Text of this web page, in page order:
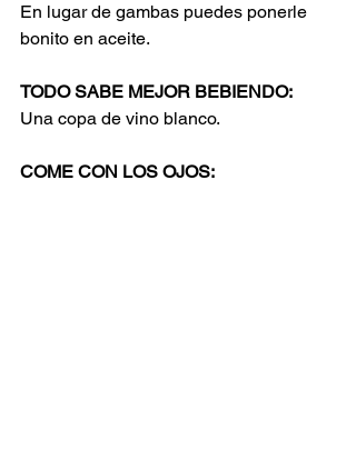
En lugar de gambas puedes ponerle
bonito en aceite.
TODO SABE MEJOR BEBIENDO:
Una copa de vino blanco.
COME CON LOS OJOS: